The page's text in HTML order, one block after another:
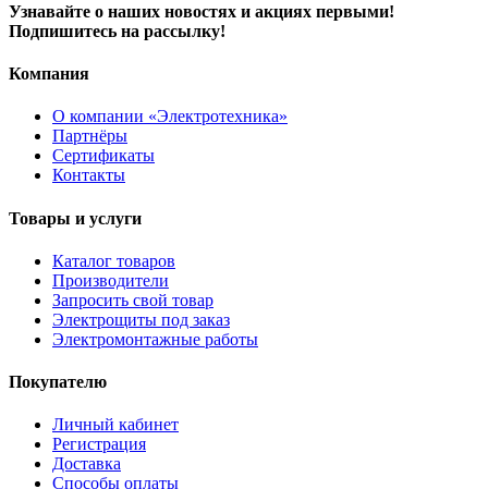
Узнавайте о наших новостях и акциях первыми!
Подпишитесь на рассылку!
Компания
О компании «Электротехника»
Партнёры
Сертификаты
Контакты
Товары и услуги
Каталог товаров
Производители
Запросить свой товар
Электрощиты под заказ
Электромонтажные работы
Покупателю
Личный кабинет
Регистрация
Доставка
Способы оплаты